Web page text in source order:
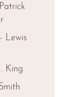
Lewis
King